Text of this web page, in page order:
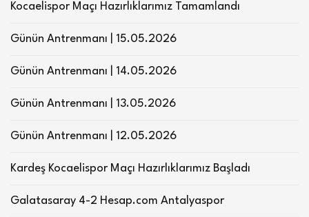
Kocaelispor Maçı Hazırlıklarımız Tamamlandı
Günün Antrenmanı | 15.05.2026
Günün Antrenmanı | 14.05.2026
Günün Antrenmanı | 13.05.2026
Günün Antrenmanı | 12.05.2026
Kardeş Kocaelispor Maçı Hazırlıklarımız Başladı
Galatasaray 4-2 Hesap.com Antalyaspor